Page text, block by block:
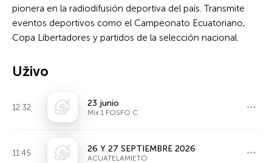
pionera en la radiodifusión deportiva del país. Transmite
eventos deportivos como el Campeonato Ecuatoriano,
Copa Libertadores y partidos de la selección nacional.
Uživo
12:32 23 junio
Mix 1 FOSFO C
11:45 26 Y 27 SEPTIEMBRE 2026
ACUATELAMIETO